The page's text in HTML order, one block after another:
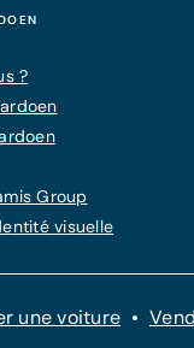
?
Group
visuelle
une voiture